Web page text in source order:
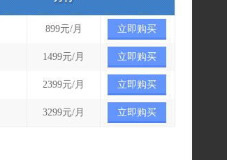
899元/月 立即购买
1499元/月 立即购买
2399元/月 立即购买
3299元/月 立即购买